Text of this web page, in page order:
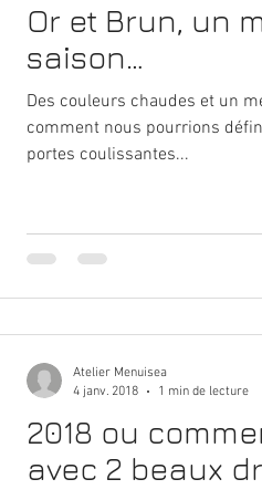
Or et Brun, un
saison…
Des couleurs chaudes et un
comment nous pourrions
portes coulissantes...
2018 ou
avec 2 beaux
Atelier Menuisea
4 janv. 2018
1 min de lecture